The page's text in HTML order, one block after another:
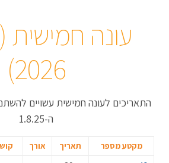
2026)
התאריכים לעונה חמישית עשויים
ה-1.8.25
מקטע מספר תאריך אורך